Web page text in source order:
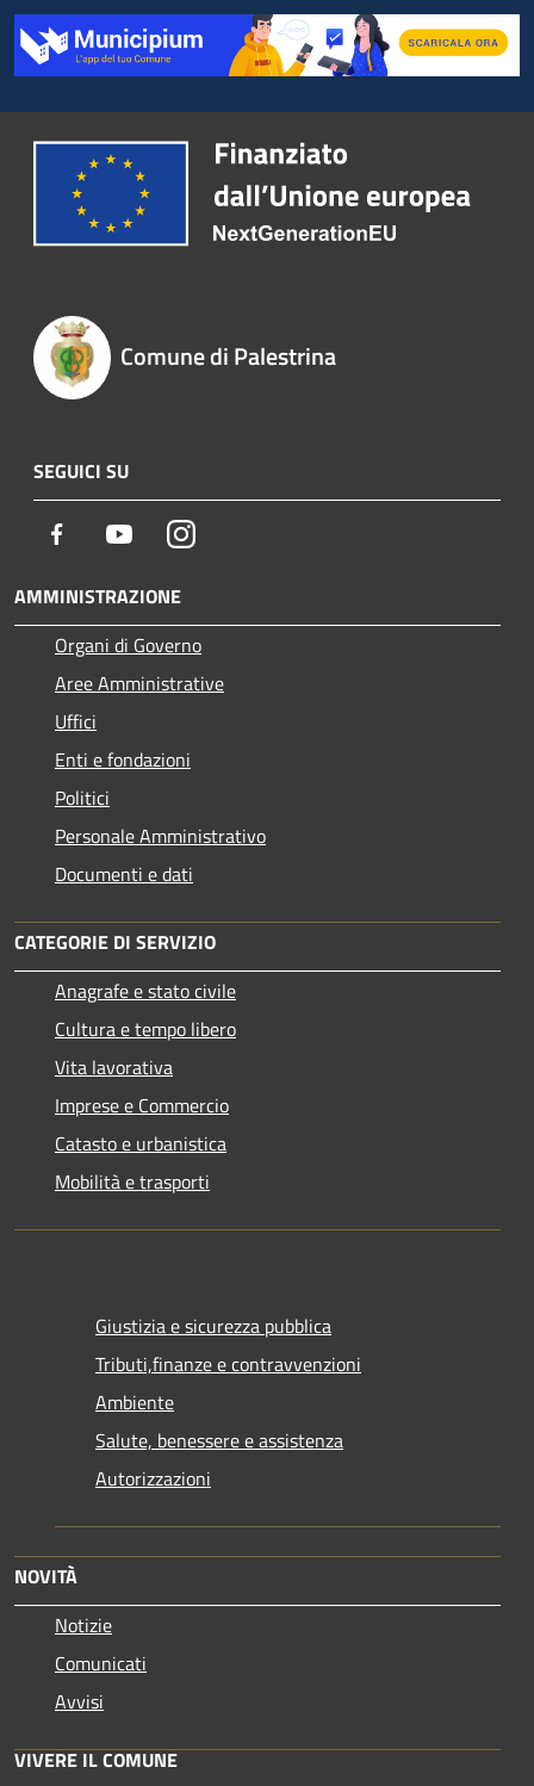
Comune di Palestrina
SEGUICI SU
Facebook YoutubeInstagram
AMMINISTRAZIONE
Organi di Governo
Aree Amministrative
Uffici
Enti e fondazioni
Politici
Personale Amministrativo
Documenti e dati
CATEGORIE DI SERVIZIO
Anagrafe e stato civile
Cultura e tempo libero
Vita lavorativa
Imprese e Commercio
Catasto e urbanistica
Mobilità e trasporti
Giustizia e sicurezza pubblica
Tributi,finanze e contravvenzioni
Ambiente
Salute, benessere e assistenza
Autorizzazioni
NOVITÀ
Notizie
Comunicati
Avvisi
VIVERE IL COMUNE